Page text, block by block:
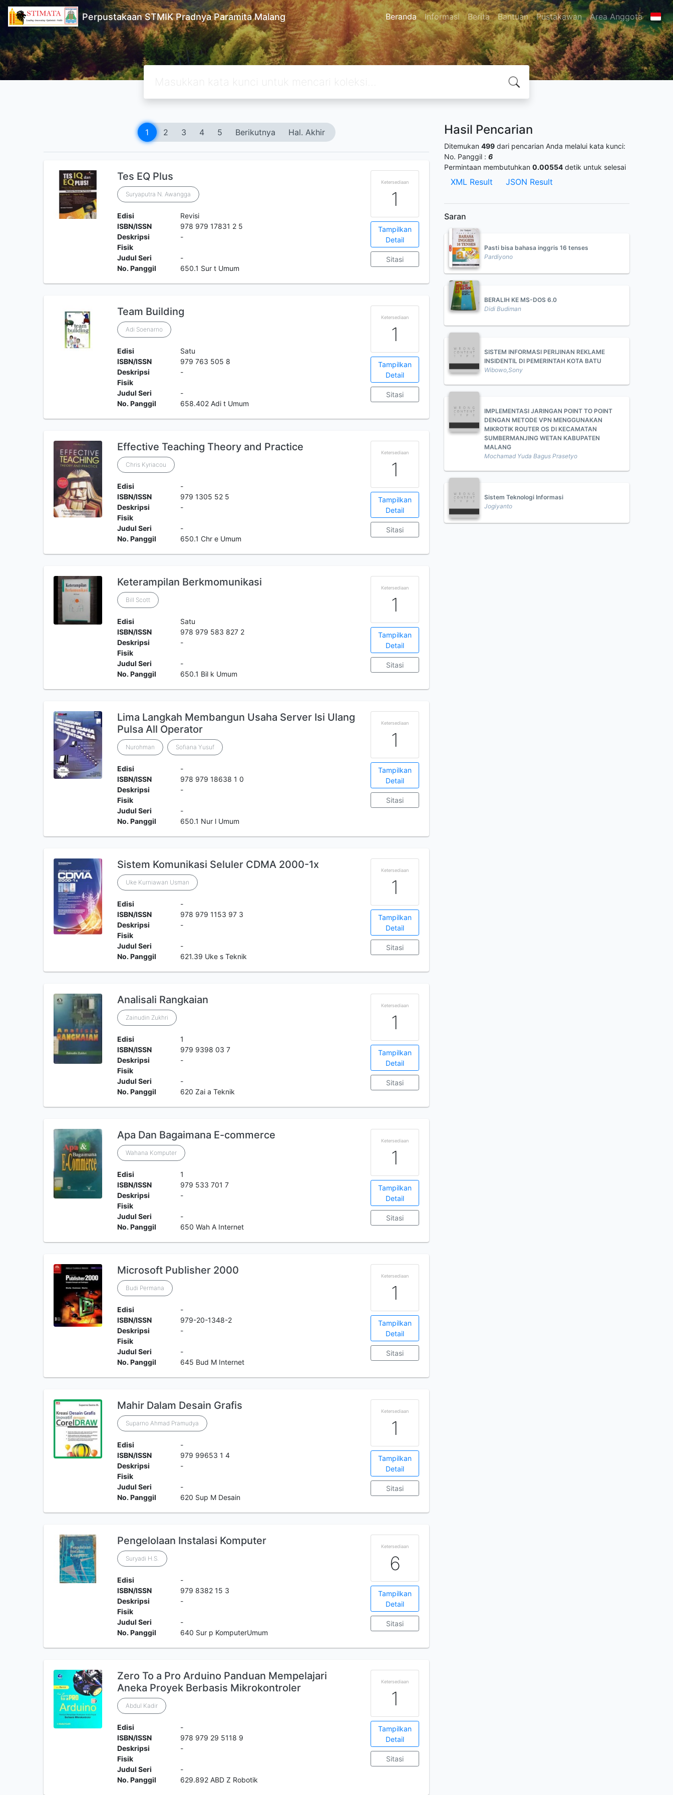
Perpustakaan STMIK Pradnya Paramita Malang Beranda Informasi Berita Bantuan Pustakawan Area Anggota
1 2 3 4 5 Berikutnya Hal. Akhir
Tes EQ Plus
Suryaputra N. Awangga
Edisi
Revisi
ISBN/ISSN
978 979 17831 2 5
Deskripsi
Fisik
-
Judul Seri
-
No. Panggil
650.1 Sur t Umum
Ketersediaan
1
Tampilkan
Detail
Sitasi
Team Building
Adi Soenarno
Edisi
Satu
ISBN/ISSN
979 763 505 8
Deskripsi
Fisik
-
Judul Seri
-
No. Panggil
658.402 Adi t Umum
Ketersediaan
1
Tampilkan
Detail
Sitasi
Effective Teaching Theory and Practice
Chris Kyriacou
Edisi
-
ISBN/ISSN
979 1305 52 5
Deskripsi
Fisik
-
Judul Seri
-
No. Panggil
650.1 Chr e Umum
Ketersediaan
1
Tampilkan
Detail
Sitasi
Keterampilan Berkmomunikasi
Bill Scott
Edisi
Satu
ISBN/ISSN
978 979 583 827 2
Deskripsi
Fisik
-
Judul Seri
-
No. Panggil
650.1 Bil k Umum
Ketersediaan
1
Tampilkan
Detail
Sitasi
Lima Langkah Membangun Usaha Server Isi Ulang
Pulsa All Operator
Nurohman Sofiana Yusuf
Edisi
-
ISBN/ISSN
978 979 18638 1 0
Deskripsi
Fisik
-
Judul Seri
-
No. Panggil
650.1 Nur l Umum
Ketersediaan
1
Tampilkan
Detail
Sitasi
Sistem Komunikasi Seluler CDMA 2000-1x
Uke Kurniawan Usman
Edisi
-
ISBN/ISSN
978 979 1153 97 3
Deskripsi
Fisik
-
Judul Seri
-
No. Panggil
621.39 Uke s Teknik
Ketersediaan
1
Tampilkan
Detail
Sitasi
Analisali Rangkaian
Zainudin Zukhri
Edisi
1
ISBN/ISSN
979 9398 03 7
Deskripsi
Fisik
-
Judul Seri
-
No. Panggil
620 Zai a Teknik
Ketersediaan
1
Tampilkan
Detail
Sitasi
Apa Dan Bagaimana E-commerce
Wahana Komputer
Edisi
1
ISBN/ISSN
979 533 701 7
Deskripsi
Fisik
-
Judul Seri
-
No. Panggil
650 Wah A Internet
Ketersediaan
1
Tampilkan
Detail
Sitasi
Microsoft Publisher 2000
Budi Permana
Edisi
-
ISBN/ISSN
979-20-1348-2
Deskripsi
Fisik
-
Judul Seri
-
No. Panggil
645 Bud M Internet
Ketersediaan
1
Tampilkan
Detail
Sitasi
Mahir Dalam Desain Grafis
Suparno Ahmad Pramudya
Edisi
-
ISBN/ISSN
979 99653 1 4
Deskripsi
Fisik
-
Judul Seri
-
No. Panggil
620 Sup M Desain
Ketersediaan
1
Tampilkan
Detail
Sitasi
Pengelolaan Instalasi Komputer
Suryadi H.S.
Edisi
-
ISBN/ISSN
979 8382 15 3
Deskripsi
Fisik
-
Judul Seri
-
No. Panggil
640 Sur p KomputerUmum
Ketersediaan
6
Tampilkan
Detail
Sitasi
Zero To a Pro Arduino Panduan Mempelajari
Aneka Proyek Berbasis Mikrokontroler
Abdul Kadir
Edisi
-
ISBN/ISSN
978 979 29 5118 9
Deskripsi
Fisik
-
Judul Seri
-
No. Panggil
629.892 ABD Z Robotik
Ketersediaan
1
Tampilkan
Detail
Sitasi
Hasil Pencarian
Ditemukan 499 dari pencarian Anda melalui kata kunci:
No. Panggil : 6
Permintaan membutuhkan 0.00554 detik untuk selesai
XML Result JSON Result
Saran
Pasti bisa bahasa inggris 16 tenses
Pardiyono
BERALIH KE MS-DOS 6.0
Didi Budiman
SISTEM INFORMASI PERIJINAN REKLAME
INSIDENTIL DI PEMERINTAH KOTA BATU
Wibowo,Sony
IMPLEMENTASI JARINGAN POINT TO POINT
DENGAN METODE VPN MENGGUNAKAN
MIKROTIK ROUTER OS DI KECAMATAN
SUMBERMANJING WETAN KABUPATEN
MALANG
Mochamad Yuda Bagus Prasetyo
Sistem Teknologi Informasi
Jogiyanto